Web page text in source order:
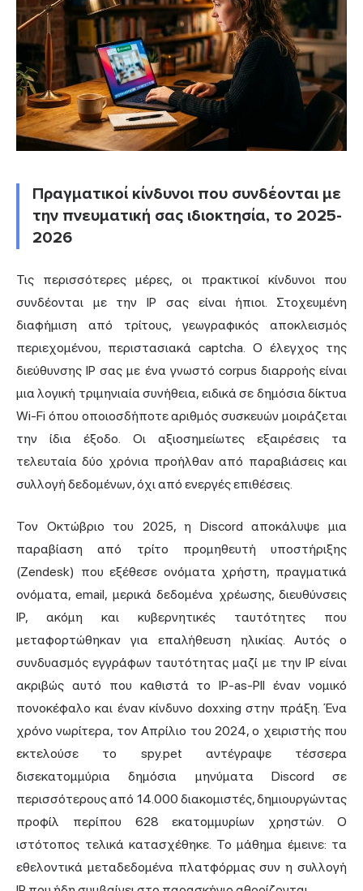
Πραγματικοί κίνδυνοι που συνδέονται με
την πνευματική σας ιδιοκτησία, το 2025-
2026
Τις περισσότερες μέρες, οι πρακτικοί κίνδυνοι που
συνδέονται με την IP σας είναι ήπιοι. Στοχευμένη
διαφήμιση από τρίτους, γεωγραφικός αποκλεισμός
περιεχομένου, περιστασιακά captcha. Ο έλεγχος της
διεύθυνσης IP σας με ένα γνωστό corpus διαρροής είναι
μια λογική τριμηνιαία συνήθεια, ειδικά σε δημόσια δίκτυα
Wi-Fi όπου οποιοσδήποτε αριθμός συσκευών μοιράζεται
την ίδια έξοδο. Οι αξιοσημείωτες εξαιρέσεις τα
τελευταία δύο χρόνια προήλθαν από παραβιάσεις και
συλλογή δεδομένων, όχι από ενεργές επιθέσεις.
Τον Οκτώβριο του 2025, η Discord αποκάλυψε μια
παραβίαση από τρίτο προμηθευτή υποστήριξης
(Zendesk) που εξέθεσε ονόματα χρήστη, πραγματικά
ονόματα, email, μερικά δεδομένα χρέωσης, διευθύνσεις
IP, ακόμη και κυβερνητικές ταυτότητες που
μεταφορτώθηκαν για επαλήθευση ηλικίας. Αυτός ο
συνδυασμός εγγράφων ταυτότητας μαζί με την IP είναι
ακριβώς αυτό που καθιστά το IP-as-PII έναν νομικό
πονοκέφαλο και έναν κίνδυνο doxxing στην πράξη. Ένα
χρόνο νωρίτερα, τον Απρίλιο του 2024, ο χειριστής που
εκτελούσε το spy.pet αντέγραψε τέσσερα
δισεκατομμύρια δημόσια μηνύματα Discord σε
περισσότερους από 14.000 διακομιστές, δημιουργώντας
προφίλ περίπου 628 εκατομμυρίων χρηστών. Ο
ιστότοπος τελικά κατασχέθηκε. Το μάθημα έμεινε: τα
εθελοντικά μεταδεδομένα πλατφόρμας συν η συλλογή